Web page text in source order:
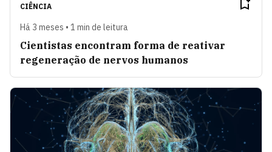
CIÊNCIA
Há 3 meses • 1 min de leitura
Cientistas encontram forma de reativar
regeneração de nervos humanos